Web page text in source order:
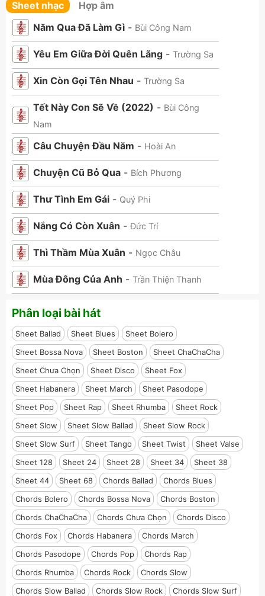
Sheet nhạc
Hợp âm
Năm Qua Đã Làm Gì - Bùi Công Nam
Yêu Em Giữa Đời Quên Lãng - Trường Sa
Xin Còn Gọi Tên Nhau - Trường Sa
Tết Này Con Sẽ Về (2022) - Bùi Công
Nam
Câu Chuyện Đầu Năm - Hoài An
Chuyện Cũ Bỏ Qua - Bích Phương
Thư Tình Em Gái - Quý Phi
Nắng Có Còn Xuân -Đức Trí
Thì Thầm Mùa Xuân - Ngọc Châu
Mùa Đông Của Anh - Trần Thiện Thanh
Phân loại bài hát
Sheet Ballad Sheet Blues
Sheet Bolero
Sheet Bossa Nova
Sheet Boston
Sheet ChaChaCha
Sheet Chưa Chọn
Sheet Disco
Sheet Fox
Sheet Habanera
Sheet March
Sheet Pasodope
Sheet Pop
Sheet Rap Sheet Rhumba
Sheet Rock
Sheet Slow
Sheet Slow Ballad
Sheet Slow Rock
Sheet Slow Surf
Sheet Tango Sheet Twist
Sheet Valse
Sheet 128
Sheet 24 Sheet 28 Sheet 34
Sheet 38
Sheet 44
Sheet 68 Chords Ballad
Chords Blues
Chords Bolero
Chords Bossa Nova
Chords Boston
Chords ChaChaCha
Chords Chưa Chọn
Chords Disco
Chords Fox
Chords Habanera
Chords March
Chords Pasodope
Chords Pop
Chords Rap
Chords Rhumba
Chords Rock
Chords Slow
Chords Slow Ballad
Chords Slow Rock
Chords Slow Surf